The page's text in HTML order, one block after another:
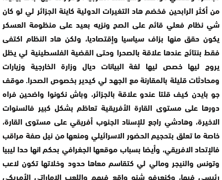
من أكثر الرابحين فخضم هاد التغيرات الدولية كاينة الجزائر لي لو كان
شي نظام فعلي قائم على الصح ونزيه بعيد على منظومة العسكر
يكون حقق منها بزاف سياسيا وإقتصاديا، ولكن هاد النظام اكتفى
فقط بنتائج عندها علاقة بالصحرا وحتى القضية الفلسطينية لي يظل
يروج ليها خصص ليها لغة البيانات ديال وزارة الخارجية وزيارات
ومحادثات قليلة بالمقارنة مع الجهد لي كيدير بخصوص الصحرا. موقف
جو بايدن كيف قلتا عندو علاقة بالجزائر، وباش نكونوا واضحين فراه
دورها على مستوى القارة الأفريقية تعاظم بشكل كبير فالسنوات
الاخيرة، وهادشي راجع للإسناد الجنوب أفريقي على مستوى القارة،
خاصة ما تعلق بتحجيم الحضور الاسرائيلي ومنعها من نيل صفة مراقب
فالإتحاد الافريقي، وأيضا بسباب موقعها الجغرافي بحكم انها حدا ليبيا
وتونس والنيجر ومالي لي كتقاسم معاها حدود وخلاتها تكون لاعب
رئيسي فيها، وكنعرفو شنو واقع فيهم واللعب الإماراتي الأمريكي